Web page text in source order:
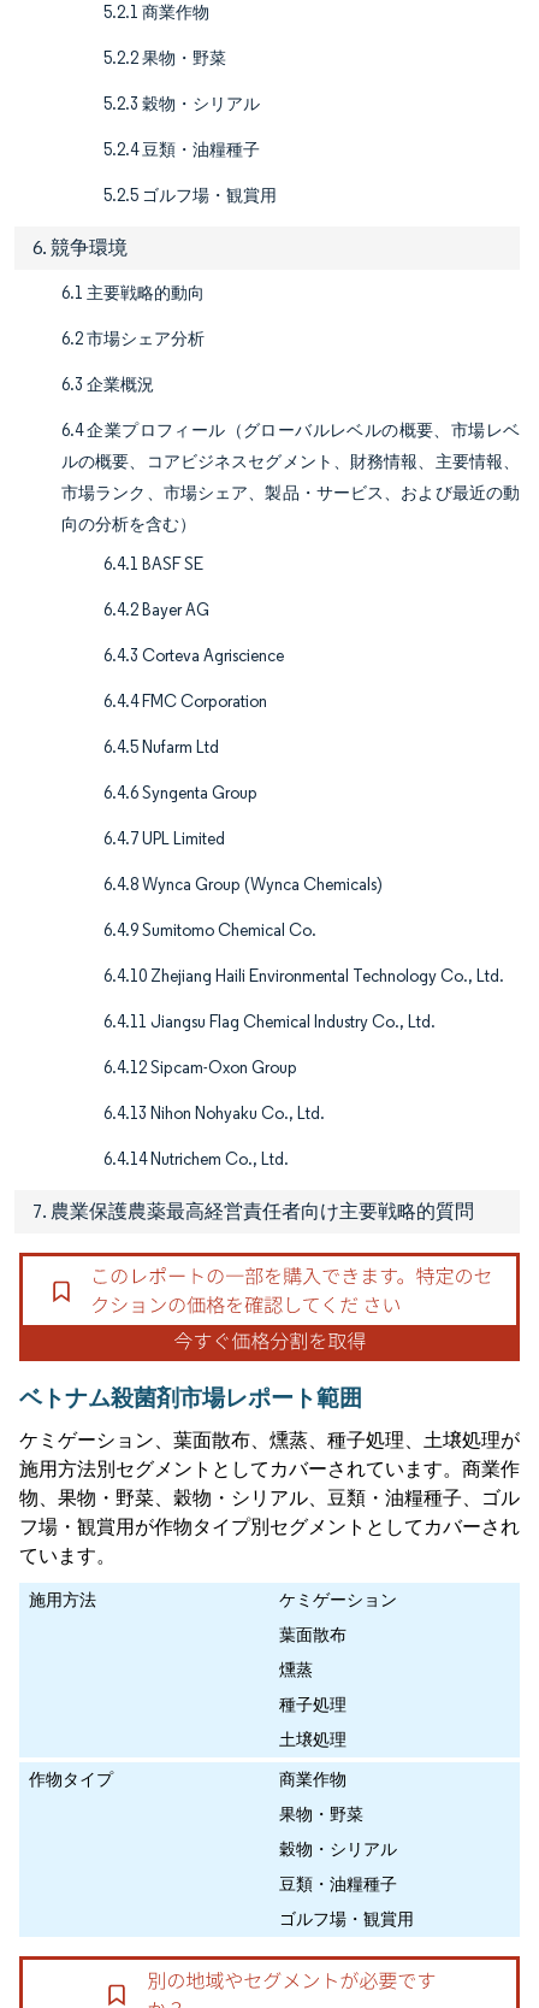
5.2.1 商業作物
5.2.2 果物・野菜
5.2.3 穀物・シリアル
5.2.4 豆類・油糧種子
5.2.5 ゴルフ場・観賞用
6. 競争環境
6.1 主要戦略的動向
6.2 市場シェア分析
6.3 企業概況
6.4 企業プロフィール（グローバルレベルの概要、市場レベ
ルの概要、コアビジネスセグメント、財務情報、主要情報、
市場ランク、市場シェア、製品・サービス、および最近の動
向の分析を含む）
6.4.1 BASF SE
6.4.2 Bayer AG
6.4.3 Corteva Agriscience
6.4.4 FMC Corporation
6.4.5 Nufarm Ltd
6.4.6 Syngenta Group
6.4.7 UPL Limited
6.4.8 Wynca Group (Wynca Chemicals)
6.4.9 Sumitomo Chemical Co.
6.4.10 Zhejiang Haili Environmental Technology Co., Ltd.
6.4.11 Jiangsu Flag Chemical Industry Co., Ltd.
6.4.12 Sipcam-Oxon Group
6.4.13 Nihon Nohyaku Co., Ltd.
6.4.14 Nutrichem Co., Ltd.
7. 農業保護農薬最高経営責任者向け主要戦略的質問
ベトナム殺菌剤市場レポート範囲
ケミゲーション、葉面散布、燻蒸、種子処理、土壌処理が
施用方法別セグメントとしてカバーされています。商業作
物、果物・野菜、穀物・シリアル、豆類・油糧種子、ゴル
フ場・観賞用が作物タイプ別セグメントとしてカバーされ
ています。
施用方法
ケミゲーション
葉面散布
燻蒸
種子処理
土壌処理
作物タイプ
商業作物
果物・野菜
穀物・シリアル
豆類・油糧種子
ゴルフ場・観賞用